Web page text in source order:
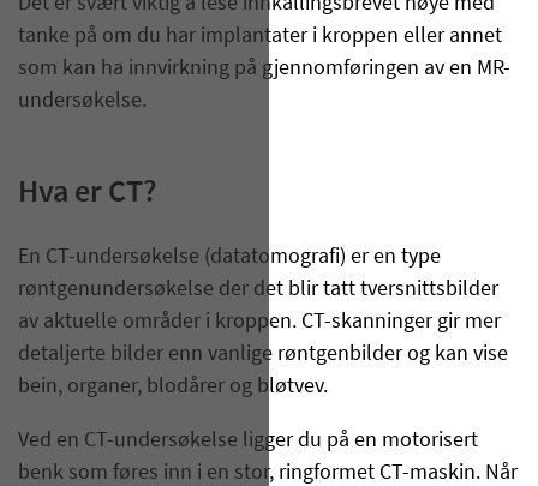
tanke på om du har implantater i kroppen eller annet
som kan ha innvirkning på gjennomføringen av en MR-
undersøkelse.
Hva er CT?
En CT-undersøkelse (datatomografi) er en type
røntgenundersøkelse der det blir tatt tversnittsbilder
av aktuelle områder i kroppen. CT-skanninger gir mer
detaljerte bilder enn vanlige røntgenbilder og kan vise
bein, organer, blodårer og bløtvev.
Ved en CT-undersøkelse ligger du på en motorisert
benk som føres inn i en stor, ringformet CT-maskin. Når